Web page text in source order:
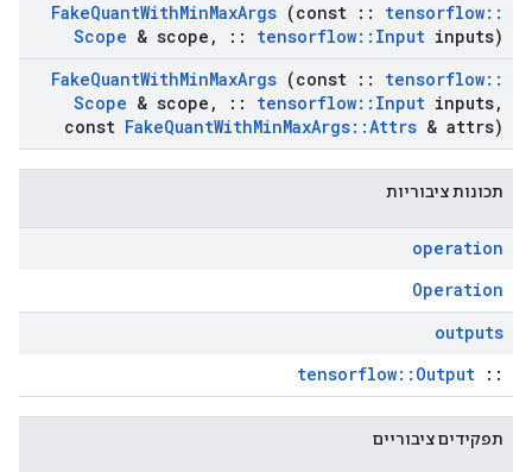
FakeQuantWithMinMaxArgs (const :: tensorflow::
Scope & scope , :: tensorflow:: Input inputs)
FakeQuantWithMinMaxArgs (const :: tensorflow::
Scope & scope , :: tensorflow:: Input inputs,
const FakeQuantWithMinMaxArgs::Attrs & attrs)
תכונות ציבוריות
operation
Operation
outputs
::
tensorflow::Output
תפקידים ציבוריים